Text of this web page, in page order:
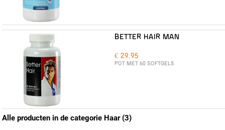
BETTER HAIR MAN
€ 29.95
POT MET 60 SOFTGELS
Alle producten in de categorie Haar (3)